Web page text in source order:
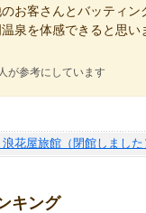
お客さんとバッティン
泉を体感できると思い
人が参考にしています
浪花屋旅館（閉館しまし
キング